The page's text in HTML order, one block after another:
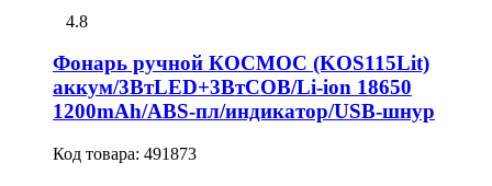
4.8
Фонарь ручной КОСМОС (KOS115Lit)
аккум/3ВтLED+3ВтCOB/Li-ion 18650
1200mAh/ABS-пл/индикатор/USB-шнур
Код товара: 491873